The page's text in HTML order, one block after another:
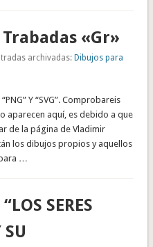
«Gr»
archivadas:Dibujos para
Y “SVG”. Comprobareis
aparecen aquí, es debido a que
de la página de Vladimir
los dibujos propios y aquellos
…
SERES
SU